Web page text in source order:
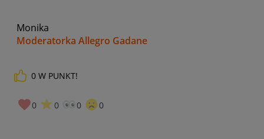
Monika
Moderatorka Allegro Gadane
0 W PUNKT!
0 0 0 0